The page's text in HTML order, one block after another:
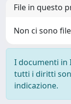
File in questo
Non ci sono
I documenti in
tutti i diritti
indicazione.